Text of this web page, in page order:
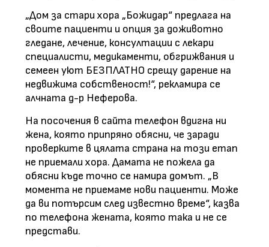
„Дом за стари хора „Божидар“ предлага на
своите пациенти и опция за доживотно
гледане, лечение, консултации с лекари
специалисти, медикаменти, обгрижвания и
семеен уют БЕЗПЛАТНО срещу дарение на
недвижима собственост!“, рекламира се
алчната д-р Неферова.
На посочения в сайта телефон вдигна ни
жена, която припряно обясни, че заради
проверките в цялата страна на този етап
не приемали хора. Дамата не пожела да
обясни къде точно се намира домът. „В
момента не приемаме нови пациенти. Може
да ви потърсим след известно време“, казва
по телефона жената, която така и не се
представи.